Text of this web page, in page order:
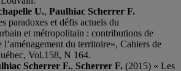
U., Paulhiac Scherrer F.
paradoxes et défis actuels du
et métropolitain : contributions de
l’aménagement du territoire», Cahiers de
Vol.158, N 164.
Scherrer F., Scherrer F. (2015) « Les